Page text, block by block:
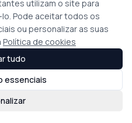
utilizam o site para
Pode aceitar todos os
ou personalizar as suas
Política de cookies
essenciais
tudo